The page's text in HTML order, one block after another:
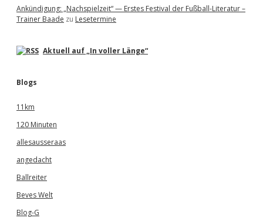
Ankündigung: „Nachspielzeit“ — Erstes Festival der Fußball-Literatur –
Trainer Baade zu Lesetermine
Aktuell auf „In voller Länge“
Blogs
11km
120 Minuten
allesausseraas
angedacht
Ballreiter
Beves Welt
Blog-G